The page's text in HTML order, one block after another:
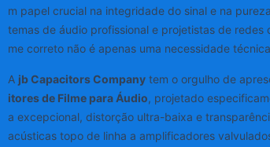
m papel crucial na integridade do sinal e na
temas de áudio profissional e projetistas de
me correto não é apenas uma necessidade
A jb Capacitors Companytem o orgulho de
itores de Filme para Áudio, projetado
a excepcional, distorção ultra-baixa e
acústicas topo de linha a amplificadores